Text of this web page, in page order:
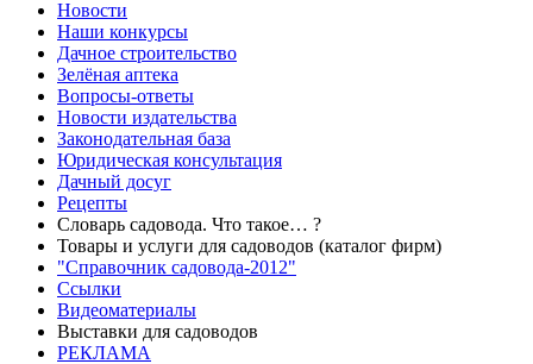
Новости
Наши конкурсы
Дачное строительство
Зелёная аптека
Вопросы-ответы
Новости издательства
Законодательная база
Юридическая консультация
Дачный досуг
Рецепты
Словарь садовода. Что такое… ?
Товары и услуги для садоводов (каталог фирм)
"Справочник садовода-2012"
Ссылки
Видеоматериалы
Выставки для садоводов
РЕКЛАМА